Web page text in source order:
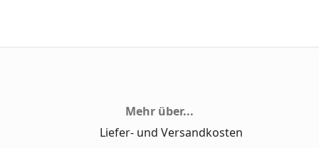
Mehr über...
Liefer- und Versandkosten